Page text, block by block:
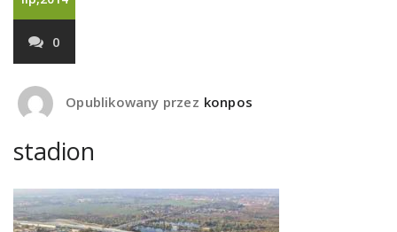
0
Opublikowany przez konpos
stadion